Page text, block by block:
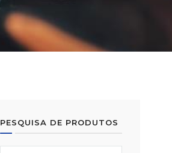
PESQUISA DE PRODUTOS